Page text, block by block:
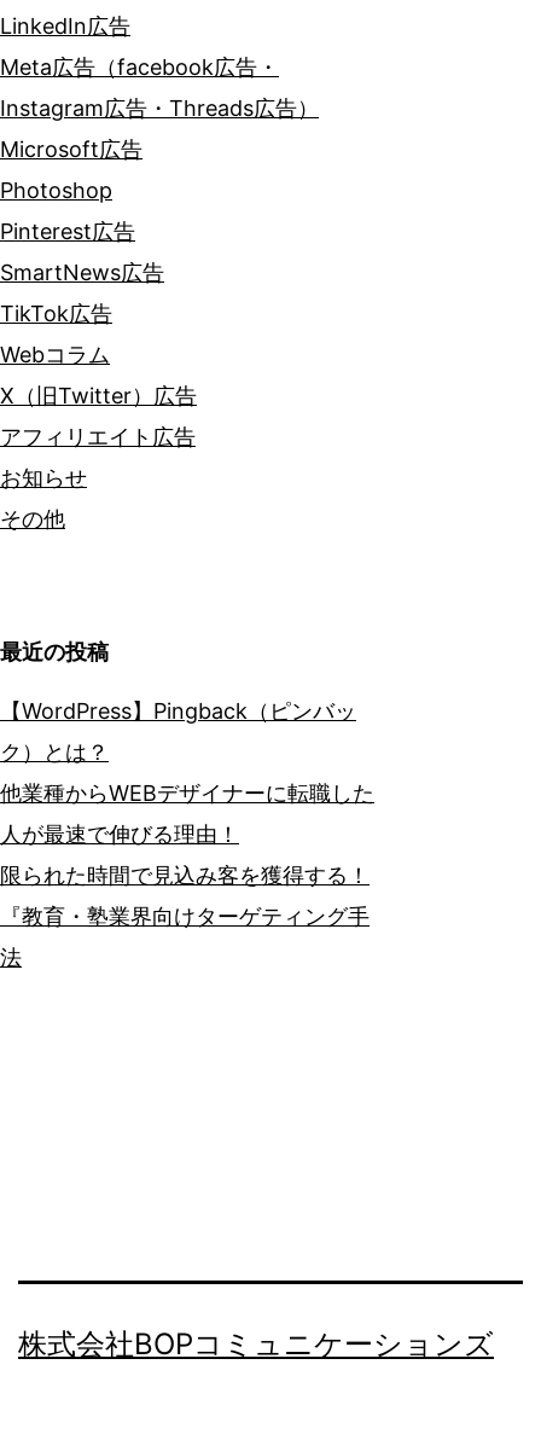
LinkedIn広告
Meta広告（facebook広告・
Instagram広告・Threads広告）
Microsoft広告
Photoshop
Pinterest広告
SmartNews広告
TikTok広告
Webコラム
X（旧Twitter）広告
アフィリエイト広告
お知らせ
その他
最近の投稿
【WordPress】Pingback（ピンバッ
ク）とは？
他業種からWEBデザイナーに転職した
人が最速で伸びる理由！
限られた時間で見込み客を獲得する！
『教育・塾業界向けターゲティング手
法
株式会社BOPコミュニケーションズ